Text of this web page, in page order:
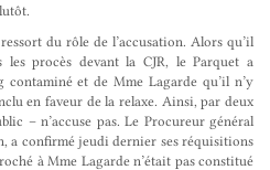
du rôle de l’accusation. Alors qu’il
procès devant la CJR, le Parquet a
contaminé et de Mme Lagarde qu’il n’y
en faveur de la relaxe. Ainsi, par deux
– n’accuse pas. Le Procureur général
a confirmé jeudi dernier ses réquisitions
à Mme Lagarde n’était pas constitué